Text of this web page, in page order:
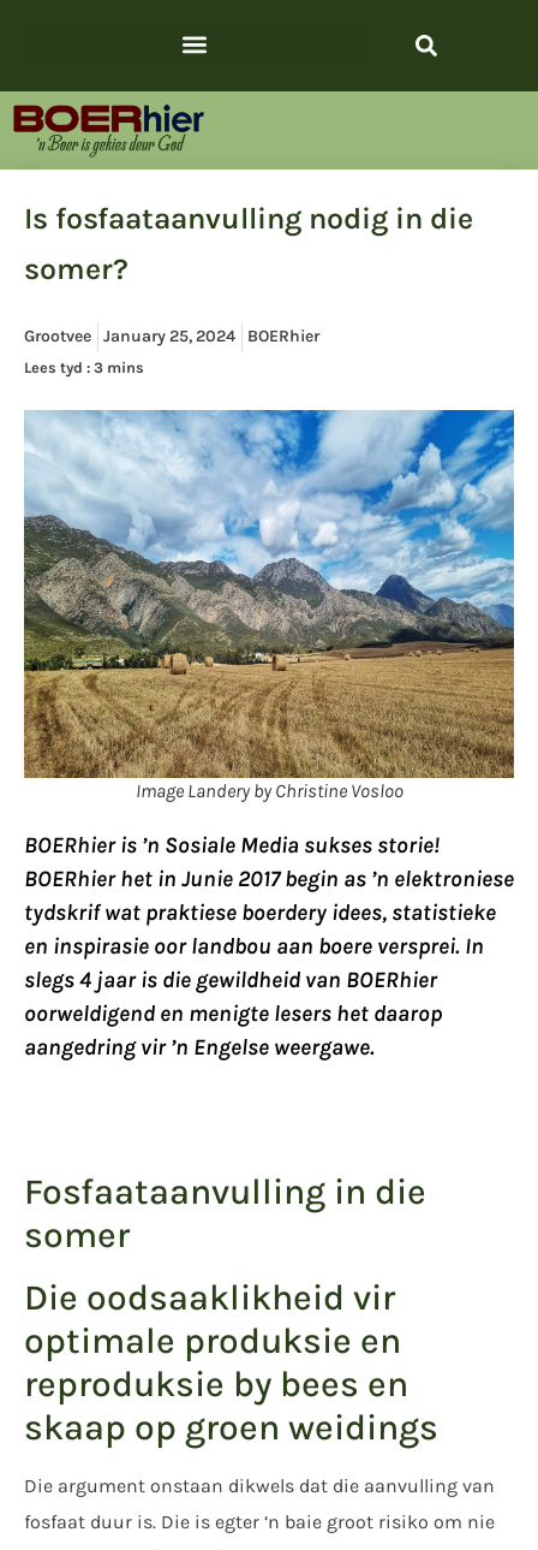
Is fosfaataanvulling nodig in die
somer?
Grootvee January 25, 2024 BOERhier
Lees tyd
Image Landery by Christine Vosloo
BOERhier is ’n Sosiale Media sukses storie!
BOERhier het in Junie 2017 begin as ’n elektroniese
tydskrif wat praktiese boerdery idees, statistieke
en inspirasie oor landbou aan boere versprei. In
slegs 4 jaar is die gewildheid van BOERhier
oorweldigend en menigte lesers het daarop
aangedring vir ’n Engelse weergawe.
Fosfaataanvulling in die
somer
Die oodsaaklikheid vir
optimale produksie en
reproduksie by bees en
skaap op groen weidings
Die argument onstaan dikwels dat die aanvulling van
fosfaat duur is. Die is egter ‘n baie groot risiko om nie